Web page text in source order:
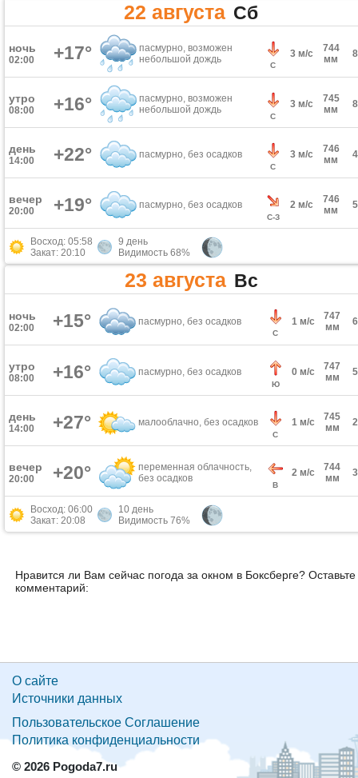
22 августа Сб
ночь
02:00 +17°
пасмурно, возможен
небольшой дождь
С
3 м/с
744
мм
утро
08:00 +16°
пасмурно, возможен
небольшой дождь
С
3 м/с
745
мм
день
14:00 +22° пасмурно, без осадков
С
3 м/с
746
мм
вечер
20:00 +19° пасмурно, без осадков
С-З
2 м/с
746
мм
Восход: 05:58
Закат: 20:10
9 день
Видимость 68%
23 августа Вс
ночь
02:00 +15° пасмурно, без осадков
С
1 м/с
747
мм
утро
08:00 +16° пасмурно, без осадков
Ю
0 м/с
747
мм
день
14:00 +27° малооблачно, без осадков
С
1 м/с
745
мм
вечер
20:00 +20°
переменная облачность,
без осадков
В
2 м/с
744
мм
Восход: 06:00
Закат: 20:08
10 день
Видимость 76%
Нравится ли Вам сейчас погода за окном в Боксберге? Оставьте
комментарий:
О сайте
Источники данных
Пользовательское Соглашение
Политика конфиденциальности
© 2026 Pogoda7.ru